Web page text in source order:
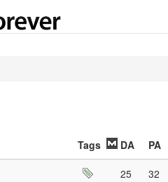
Tags DA PA
25 32